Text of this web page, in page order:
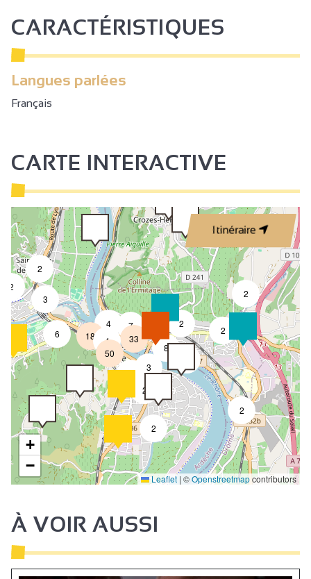
CARACTÉRISTIQUES
Langues parlées
Français
CARTE INTERACTIVE
Itinéraire
2
2
2
2
2
2
2
8
2
3
6
4
4
18
7
2
3
50
33
+
−
Leaflet | ©Openstreetmapcontributors
À VOIR AUSSI